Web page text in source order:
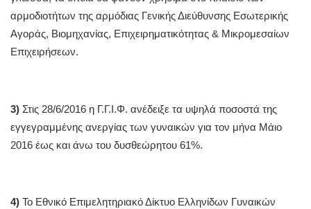
αρμοδιοτήτων της αρμόδιας Γενικής Διεύθυνσης Εσωτερικής
Αγοράς, Βιομηχανίας, Επιχειρηματικότητας & Μικρομεσαίων
Επιχειρήσεων.
3) Στις 28/6/2016 η Γ.Γ.Ι.Φ. ανέδειξε τα υψηλά ποσοστά της
εγγεγραμμένης ανεργίας των γυναικών για τον μήνα Μάιο
2016 έως και άνω του δυσθεώρητου 61%.
4) Το Εθνικό Επιμελητηριακό Δίκτυο Ελληνίδων Γυναικών